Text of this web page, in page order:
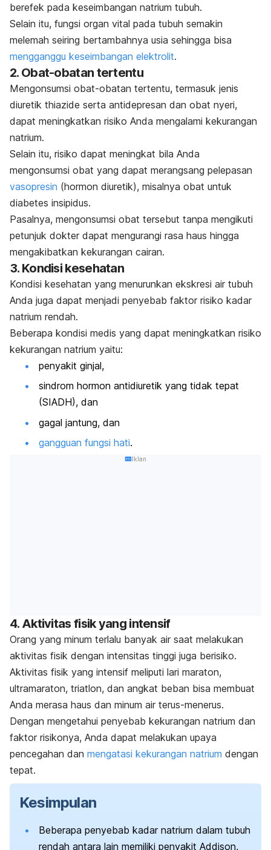
berefek pada keseimbangan natrium tubuh.
Selain itu, fungsi organ vital pada tubuh semakin
melemah seiring bertambahnya usia sehingga bisa
mengganggu keseimbangan elektrolit.
2. Obat-obatan tertentu
Mengonsumsi obat-obatan tertentu, termasuk jenis
diuretik thiazide serta antidepresan dan obat nyeri,
dapat meningkatkan risiko Anda mengalami kekurangan
natrium.
Selain itu, risiko dapat meningkat bila Anda
mengonsumsi obat yang dapat merangsang pelepasan
vasopresin (hormon diuretik), misalnya obat untuk
diabetes insipidus.
Pasalnya, mengonsumsi obat tersebut tanpa mengikuti
petunjuk dokter dapat mengurangi rasa haus hingga
mengakibatkan kekurangan cairan.
3. Kondisi kesehatan
Kondisi kesehatan yang menurunkan ekskresi air tubuh
Anda juga dapat menjadi penyebab faktor risiko kadar
natrium rendah.
Beberapa kondisi medis yang dapat meningkatkan risiko
kekurangan natrium yaitu:
penyakit ginjal,
sindrom hormon antidiuretik yang tidak tepat
(SIADH), dan
gagal jantung, dan
gangguan fungsi hati.
Iklan
4. Aktivitas fisik yang intensif
Orang yang minum terlalu banyak air saat melakukan
aktivitas fisik dengan intensitas tinggi juga berisiko.
Aktivitas fisik yang intensif meliputi lari maraton,
ultramaraton, triatlon, dan angkat beban bisa membuat
Anda merasa haus dan minum air terus-menerus.
Dengan mengetahui penyebab kekurangan natrium dan
faktor risikonya, Anda dapat melakukan upaya
pencegahan dan mengatasi kekurangan natrium dengan
tepat.
Kesimpulan
Beberapa penyebab kadar natrium dalam tubuh
rendah antara lain memiliki penyakit Addison,